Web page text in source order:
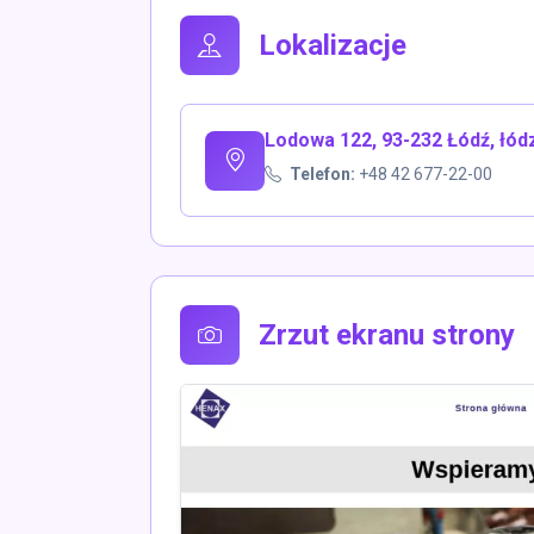
Lokalizacje
Lodowa 122, 93-232 Łódź,
Telefon: +48 42 677-22-00
Zrzut ekranu strony